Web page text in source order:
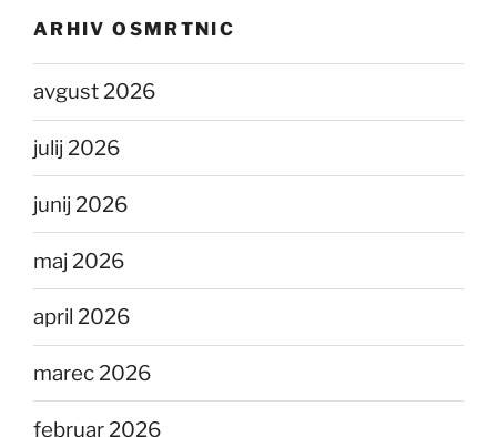
ARHIV OSMRTNIC
avgust 2026
julij 2026
junij 2026
maj 2026
april 2026
marec 2026
februar 2026